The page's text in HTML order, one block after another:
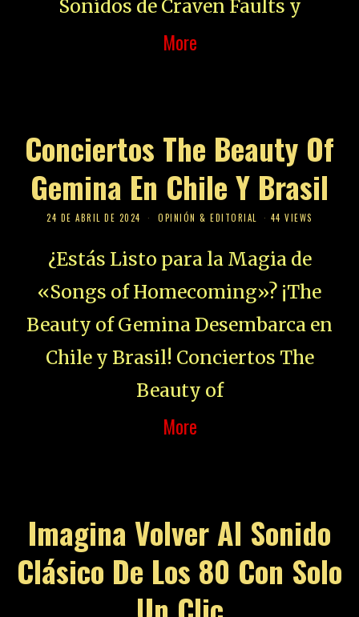
Sonidos de Craven Faults y
More
Conciertos The Beauty Of
Gemina En Chile Y Brasil
24 DE ABRIL DE 2024 OPINIÓN & EDITORIAL 44 VIEWS
¿Estás Listo para la Magia de
«Songs of Homecoming»? ¡The
Beauty of Gemina Desembarca en
Chile y Brasil! Conciertos The
Beauty of
More
Imagina Volver Al Sonido
Clásico De Los 80 Con Solo